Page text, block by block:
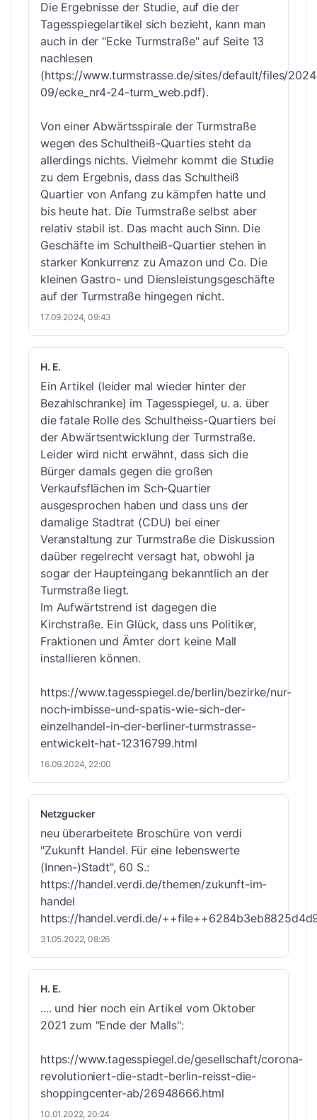
Die Ergebnisse der Studie, auf die der
Tagesspiegelartikel sich bezieht, kann man
auch in der "Ecke Turmstraße" auf Seite 13
nachlesen
(https://www.turmstrasse.de/sites/default/files/
09/ecke_nr4-24-turm_web.pdf).
Von einer Abwärtsspirale der Turmstraße
wegen des Schultheiß-Quarties steht da
allerdings nichts. Vielmehr kommt die Studie
zu dem Ergebnis, dass das Schultheiß
Quartier von Anfang zu kämpfen hatte und
bis heute hat. Die Turmstraße selbst aber
relativ stabil ist. Das macht auch Sinn. Die
Geschäfte im Schultheiß-Quartier stehen in
starker Konkurrenz zu Amazon und Co. Die
kleinen Gastro- und Diensleistungsgeschäfte
auf der Turmstraße hingegen nicht.
17.09.2024, 09:43
H. E.
Ein Artikel (leider mal wieder hinter der
Bezahlschranke) im Tagesspiegel, u. a. über
die fatale Rolle des Schultheiss-Quartiers bei
der Abwärtsentwicklung der Turmstraße.
Leider wird nicht erwähnt, dass sich die
Bürger damals gegen die großen
Verkaufsflächen im Sch-Quartier
ausgesprochen haben und dass uns der
damalige Stadtrat (CDU) bei einer
Veranstaltung zur Turmstraße die Diskussion
daüber regelrecht versagt hat, obwohl ja
sogar der Haupteingang bekanntlich an der
Turmstraße liegt.
Im Aufwärtstrend ist dagegen die
Kirchstraße. Ein Glück, dass uns Politiker,
Fraktionen und Ämter dort keine Mall
installieren können.
https://www.tagesspiegel.de/berlin/bezirke/nur-
noch-imbisse-und-spatis-wie-sich-der-
einzelhandel-in-der-berliner-turmstrasse-
entwickelt-hat-12316799.html
16.09.2024, 22:00
Netzgucker
neu überarbeitete Broschüre von verdi
"Zukunft Handel. Für eine lebenswerte
(Innen-)Stadt", 60 S.:
https://handel.verdi.de/themen/zukunft-im-
handel
https://handel.verdi.de/
31.05.2022, 08:26
H. E.
.... und hier noch ein Artikel vom Oktober
2021 zum "Ende der Malls":
https://www.tagesspiegel.de/gesellschaft/corona-
revolutioniert-die-stadt-berlin-reisst-die-
shoppingcenter-ab/26948666.html
10.01.2022, 20:24